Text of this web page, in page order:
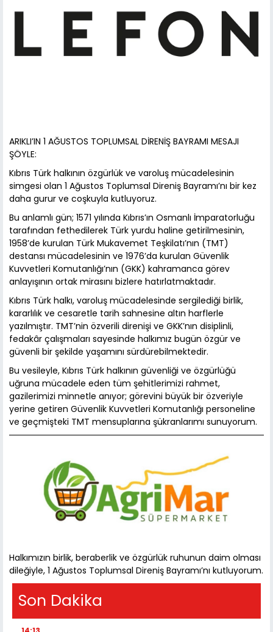
ARIKLI’IN 1 AĞUSTOS TOPLUMSAL DİRENİŞ BAYRAMI MESAJI
ŞÖYLE:
Kıbrıs Türk halkının özgürlük ve varoluş mücadelesinin
simgesi olan 1 Ağustos Toplumsal Direniş Bayramı’nı bir kez
daha gurur ve coşkuyla kutluyoruz.
Bu anlamlı gün; 1571 yılında Kıbrıs’ın Osmanlı İmparatorluğu
tarafından fethedilerek Türk yurdu haline getirilmesinin,
1958’de kurulan Türk Mukavemet Teşkilatı’nın (TMT)
destansı mücadelesinin ve 1976’da kurulan Güvenlik
Kuvvetleri Komutanlığı’nın (GKK) kahramanca görev
anlayışının ortak mirasını bizlere hatırlatmaktadır.
Kıbrıs Türk halkı, varoluş mücadelesinde sergilediği birlik,
kararlılık ve cesaretle tarih sahnesine altın harflerle
yazılmıştır. TMT’nin özverili direnişi ve GKK’nın disiplinli,
fedakâr çalışmaları sayesinde halkımız bugün özgür ve
güvenli bir şekilde yaşamını sürdürebilmektedir.
Bu vesileyle, Kıbrıs Türk halkının güvenliği ve özgürlüğü
uğruna mücadele eden tüm şehitlerimizi rahmet,
gazilerimizi minnetle anıyor; görevini büyük bir özveriyle
yerine getiren Güvenlik Kuvvetleri Komutanlığı personeline
ve geçmişteki TMT mensuplarına şükranlarımı sunuyorum.
Halkımızın birlik, beraberlik ve özgürlük ruhunun daim olması
dileğiyle, 1 Ağustos Toplumsal Direniş Bayramı’nı kutluyorum.
Son Dakika